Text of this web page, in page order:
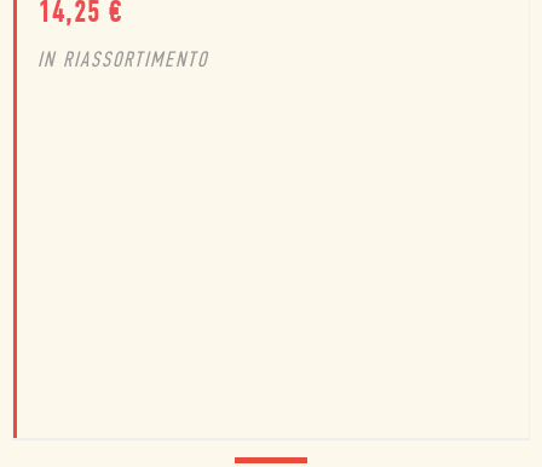
14,25 €
IN RIASSORTIMENTO